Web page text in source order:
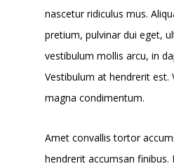
nascetur ridiculus mus.
pretium, pulvinar dui eget,
vestibulum mollis arcu, in
Vestibulum at hendrerit est.
magna condimentum.
Amet convallis tortor
hendrerit accumsan finibus.